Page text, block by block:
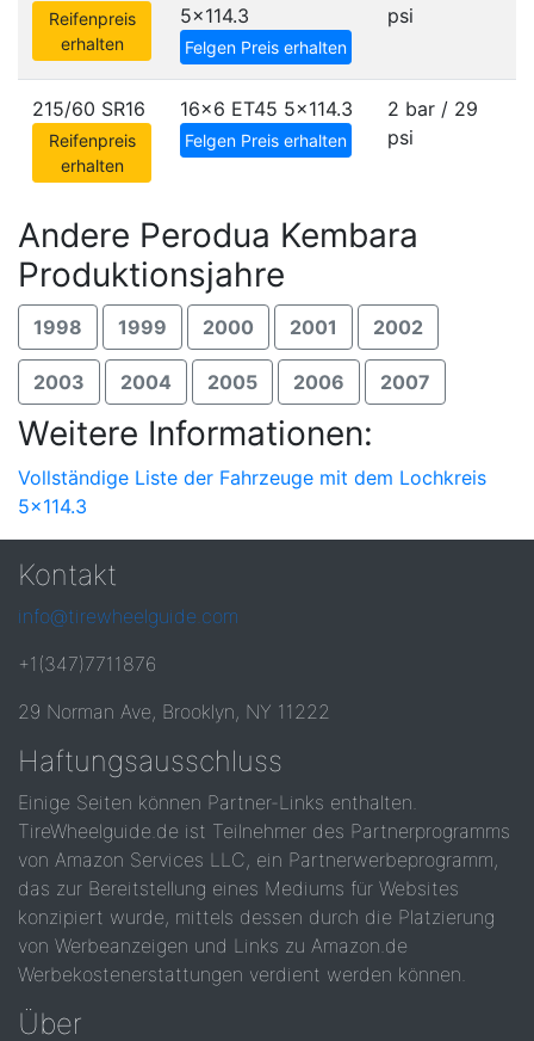
Reifenpreis
erhalten
5x114.3
Felgen Preis erhalten
psi
215/60 SR16
Reifenpreis
erhalten
16x6 ET45 5x114.3
Felgen Preis erhalten
2 bar / 29
psi
Andere Perodua Kembara
Produktionsjahre
1998 1999 2000 2001 2002
2003 2004 2005 2006 2007
Weitere Informationen:
Vollständige Liste der Fahrzeuge mit dem Lochkreis
5x114.3
Kontakt
info@tirewheelguide.com
+1(347)7711876
29 Norman Ave, Brooklyn, NY 11222
Haftungsausschluss
Einige Seiten können Partner-Links enthalten.
TireWheelguide.de ist Teilnehmer des Partnerprogramms
von Amazon Services LLC, ein Partnerwerbeprogramm,
das zur Bereitstellung eines Mediums für Websites
konzipiert wurde, mittels dessen durch die Platzierung
von Werbeanzeigen und Links zu Amazon.de
Werbekostenerstattungen verdient werden können.
Über